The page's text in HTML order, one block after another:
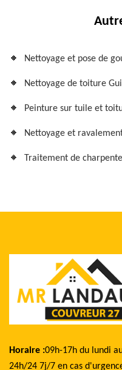
Nettoyage et pose de
Nettoyage de toiture
Peinture sur tuile et
Nettoyage et
Traitement de
Horaire :09h-17h du lundi
24h/24 7j/7 en cas